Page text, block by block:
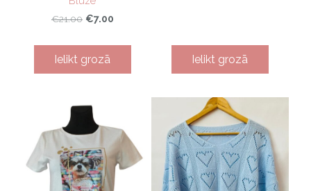
€21.00 €7.00
Ielikt grozā Ielikt grozā